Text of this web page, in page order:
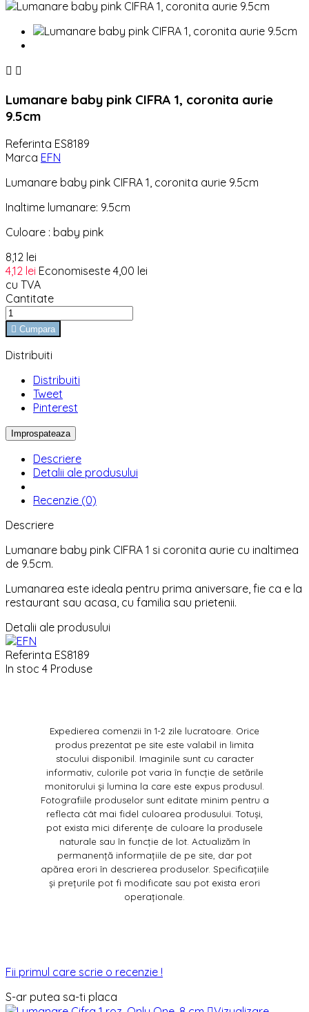
 
Lumanare baby pink CIFRA 1, coronita aurie
9.5cm
Referinta ES8189
Marca EFN
Lumanare baby pink CIFRA 1, coronita aurie 9.5cm
Inaltime lumanare: 9.5cm
Culoare : baby pink
8,12 lei
4,12 lei Economiseste 4,00 lei
cu TVA
Cantitate
 Cumpara
Distribuiti
Distribuiti
Tweet
Pinterest
Descriere
Detalii ale produsului
Recenzie (0)
Descriere
Lumanare baby pink CIFRA 1 si coronita aurie cu inaltimea
de 9.5cm.
Lumanarea este ideala pentru prima aniversare, fie ca e la
restaurant sau acasa, cu familia sau prietenii.
Detalii ale produsului
Referinta ES8189
In stoc 4 Produse
Expedierea comenzii în 1-2 zile lucratoare. Orice
produs prezentat pe site este valabil in limita
stocului disponibil. Imaginile sunt cu caracter
informativ, culorile pot varia în funcție de setările
monitorului și lumina la care este expus produsul.
Fotografiile produselor sunt editate minim pentru a
reflecta cât mai fidel culoarea produsului. Totuși,
pot exista mici diferențe de culoare la produsele
naturale sau în funcție de lot. Actualizăm în
permanență informațiile de pe site, dar pot
apărea erori în descrierea produselor. Specificațiile
și prețurile pot fi modificate sau pot exista erori
operaționale.
Fii primul care scrie o recenzie !
S-ar putea sa-ti placa